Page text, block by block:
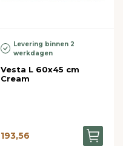
Levering binnen 2
werkdagen
Vesta L 60x45 cm
Cream
193,56